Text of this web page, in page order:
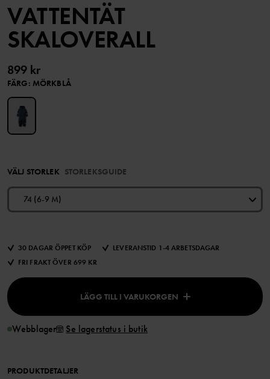
VATTENTÄT
SKALOVERALL
899 kr
FÄRG: MÖRKBLÅ
VÄLJ STORLEK STORLEKSGUIDE
74 (6-9 M)
30 DAGAR ÖPPET KÖP
LEVERANSTID 1-4 ARBETSDAGAR
FRI FRAKT ÖVER 699 KR
LÄGG TILL I VARUKORGEN
Webblager Se lagerstatus i butik
PRODUKTDETALJER